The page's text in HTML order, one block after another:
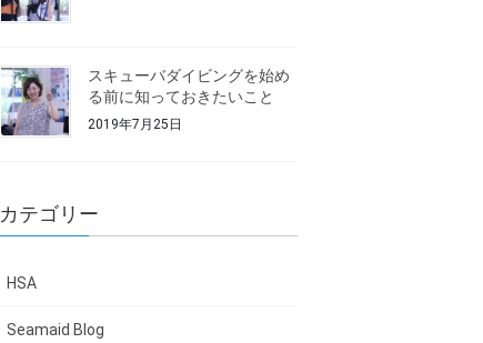
スキューバダイビングを始め
る前に知っておきたいこと
2019年7月25日
カテゴリー
HSA
Seamaid Blog